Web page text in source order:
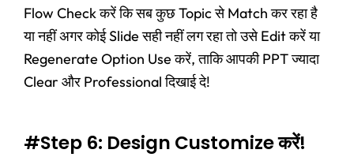
Flow Check करें कि सब कुछ Topic से Match कर रहा है
या नहीं अगर कोई Slide सही नहीं लग रहा तो उसे Edit करें या
Regenerate Option Use करें, ताकि आपकी PPT ज्यादा
Clear और Professional दिखाई दे!
#Step 6: Design Customize करें!